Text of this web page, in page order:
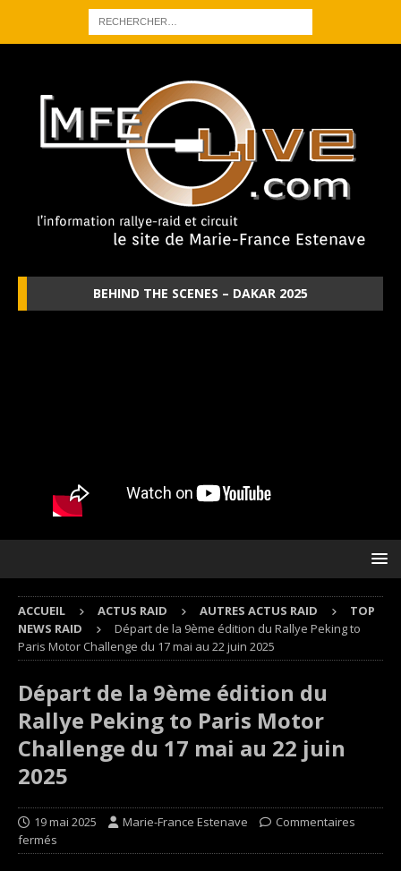
BEHIND THE SCENES – DAKAR 2025
ACCUEIL ACTUS RAID AUTRES ACTUS RAID
TOP
NEWS RAID
Départ de la 9ème édition du Rallye Peking to
Paris Motor Challenge du 17 mai au 22 juin 2025
Départ de la 9ème édition du
Rallye Peking to Paris Motor
Challenge du 17 mai au 22 juin
2025
19 mai 2025 Marie-France Estenave
Commentaires
fermés